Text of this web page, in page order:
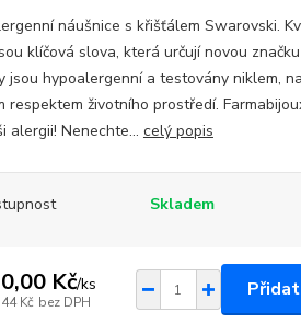
náušnice s křišťálem Swarovski.
klíčová slova, která určují novou
jsou hypoalergenní a testovány niklem,
respektem životního prostředí.
alergii! Nenechte... celý popis
Skladem
Kč/ks
Kč bez DPH